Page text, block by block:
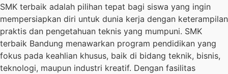
SMK terbaik adalah pilihan tepat bagi siswa yang ingin
mempersiapkan diri untuk dunia kerja dengan keterampilan
praktis dan pengetahuan teknis yang mumpuni. SMK
terbaik Bandung menawarkan program pendidikan yang
fokus pada keahlian khusus, baik di bidang teknik, bisnis,
teknologi, maupun industri kreatif. Dengan fasilitas